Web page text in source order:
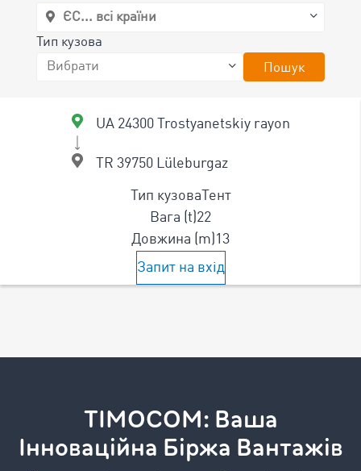
Тип кузова
Пошук
UA 24300 Trostyanetskiy rayon
TR 39750 Lüleburgaz
Тип кузова Тент
Вага (t)22
Довжина (m)13
Запит на вхід
TIMOCOM: Ваша
Інноваційна Біржа Вантажів